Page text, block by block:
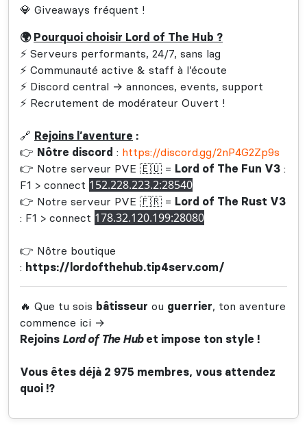
💎 Giveaways fréquent !
🌍 Pourquoi choisir Lord of The Hub ?
⚡ Serveurs performants, 24/7, sans lag
⚡ Communauté active & staff à l’écoute
⚡ Discord central → annonces, events, support
⚡ Recrutement de modérateur Ouvert !
🔗 Rejoins l’aventure :
👉 Nôtre discord : https://discord.gg/2nP4G2Zp9s
👉 Notre serveur PVE 🇪🇺 = Lord of The Fun V3 :
F1 > connect 152.228.223.2:28540
👉 Notre serveur PVE 🇫🇷 = Lord of The Rust V3
: F1 > connect 178.32.120.199:28080
👉 Nôtre boutique
: https://lordofthehub.tip4serv.com/
🔥 Que tu sois bâtisseur ou guerrier, ton aventure
commence ici →
Rejoins Lord of The Hubet impose ton style !
Vous êtes déjà 2 975 membres, vous attendez
quoi !?